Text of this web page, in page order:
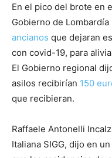
En el pico del brote en
Gobierno de Lombardía
ancianos que dejaran
con covid-19, para
El Gobierno regional
asilos recibirían 150
que recibieran.
Raffaele Antonelli
Italiana SIGG, dijo en